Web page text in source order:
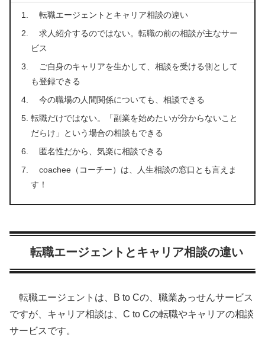
転職エージェントとキャリア相談の違い
求人紹介するのではない。転職の前の相談が主なサー
ビス
ご自身のキャリアを生かして、相談を受ける側として
も登録できる
今の職場の人間関係についても、相談できる
転職だけではない。「副業を始めたいが分からないこと
だらけ」という場合の相談もできる
匿名性だから、気楽に相談できる
coachee（コーチー）は、人生相談の窓口とも言えま
す！
転職エージェントとキャリア相談の違い
転職エージェントは、B to Cの、職業あっせんサービス
ですが、キャリア相談は、C to Cの転職やキャリアの相談
サービスです。